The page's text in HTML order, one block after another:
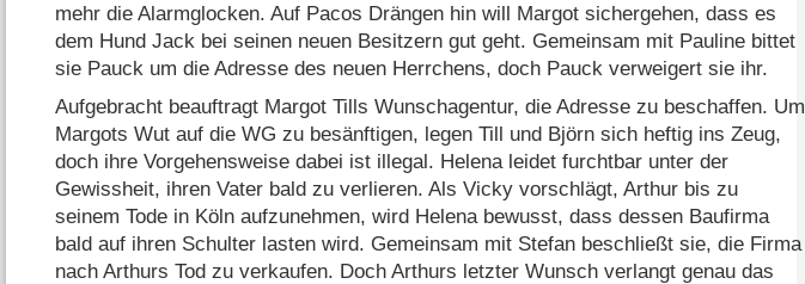
mehr die Alarmglocken. Auf Pacos Drängen hin will Margot sichergehen, dass es
dem Hund Jack bei seinen neuen Besitzern gut geht. Gemeinsam mit Pauline bittet
sie Pauck um die Adresse des neuen Herrchens, doch Pauckverweigert sie ihr.
Aufgebracht beauftragt Margot Tills Wunschagentur, die Adresse zu beschaffen. Um
Margots Wut auf die WG zu besänftigen, legen Till und Björn sich heftig ins Zeug,
doch ihre Vorgehensweise dabei ist illegal. Helena leidet furchtbar unter der
Gewissheit, ihren Vater bald zu verlieren. Als Vicky vorschlägt, Arthur bis zu
seinem Tode in Köln aufzunehmen, wird Helena bewusst, dass dessen Baufirma
bald auf ihren Schulter lasten wird. Gemeinsam mit Stefan beschließt sie, die Firma
nach Arthurs Tod zu verkaufen. Doch Arthurs letzter Wunsch verlangt genau das